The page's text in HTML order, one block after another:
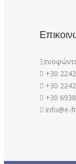
+30
+30
+30
info@e-